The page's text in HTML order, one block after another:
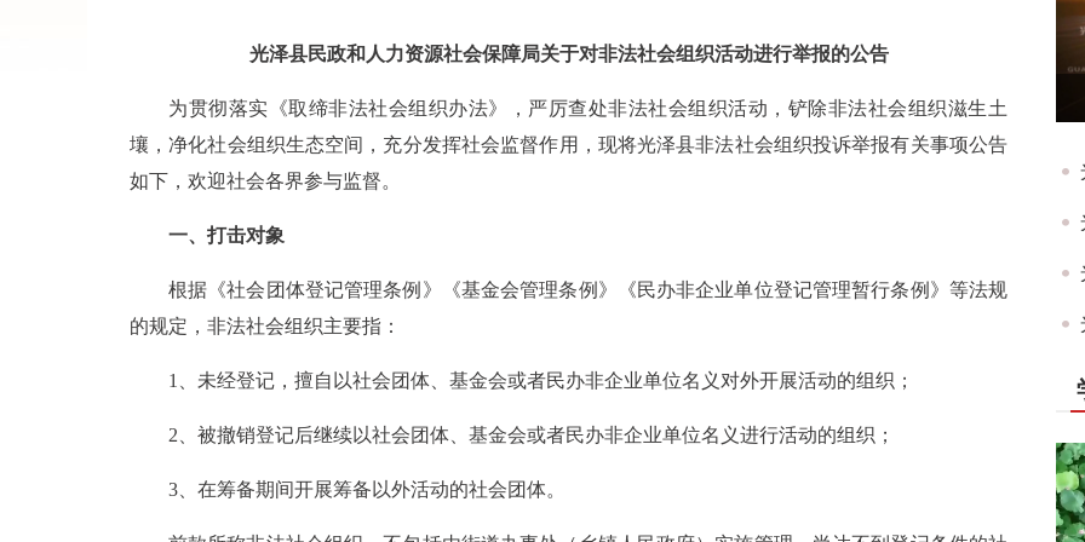
光泽县民政和人力资源社会保障局关于对非法社会组织活动进行举报的公告
为贯彻落实《取缔非法社会组织办法》，严厉查处非法社会组织活动，铲除非法社会组织滋生土
壤，净化社会组织生态空间，充分发挥社会监督作用，现将光泽县非法社会组织投诉举报有关事项公告
如下，欢迎社会各界参与监督。
一、打击对象
根据《社会团体登记管理条例》《基金会管理条例》《民办非企业单位登记管理暂行条例》等法规
的规定，非法社会组织主要指：
1、未经登记，擅自以社会团体、基金会或者民办非企业单位名义对外开展活动的组织；
2、被撤销登记后继续以社会团体、基金会或者民办非企业单位名义进行活动的组织；
3、在筹备期间开展筹备以外活动的社会团体。